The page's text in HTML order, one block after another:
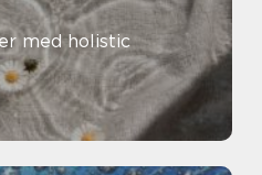
med holistic